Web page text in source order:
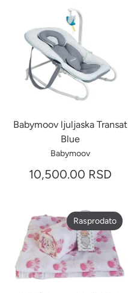
Babymoov ljuljaska Transat
Blue
Babymoov
10,500.00 RSD
Rasprodato